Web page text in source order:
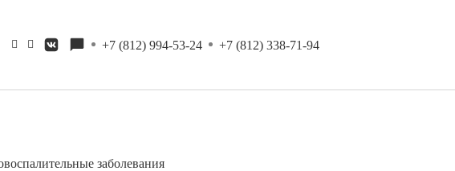
+7 (812) 994-53-24 +7 (812) 338-71-94
заболевания